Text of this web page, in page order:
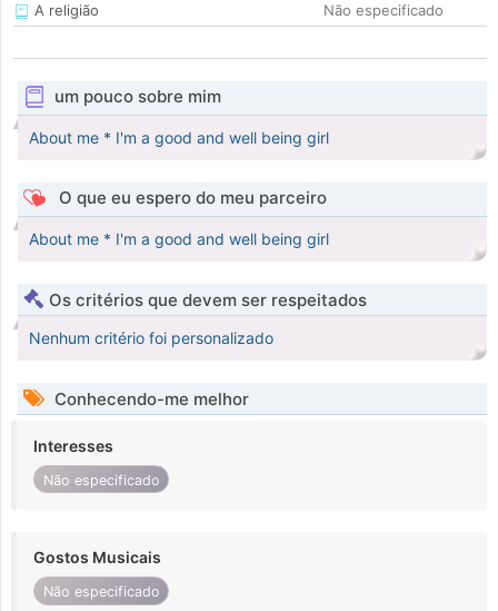
A religião
Não especificado
um pouco sobre mim
About me * I'm a good and well being girl
O que eu espero do meu parceiro
About me * I'm a good and well being girl
Os critérios que devem ser respeitados
Nenhum critério foi personalizado
Conhecendo-me melhor
Interesses
Não especificado
Gostos Musicais
Não especificado